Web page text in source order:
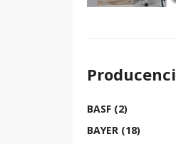
Producenci
BASF (2)
BAYER (18)